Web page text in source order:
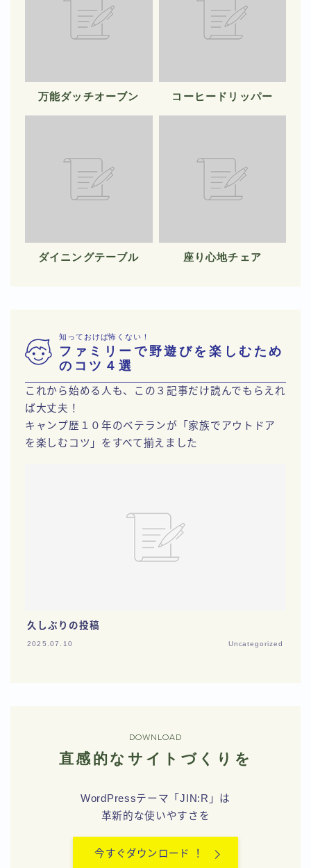
万能ダッチオーブン コーヒードリッパー
ダイニングテーブル 座り心地チェア
知っておけば怖くない！
ファミリーで野遊びを楽しむため
のコツ４選
これから始める人も、この３記事だけ読んでもらえれ
ば大丈夫！
キャンプ歴１０年のベテランが「家族でアウトドア
を楽しむコツ」をすべて揃えました
久しぶりの投稿
2025.07.10 Uncategorized
DOWNLOAD
直感的なサイトづくりを
WordPressテーマ「JIN:R」は
革新的な使いやすさを
今すぐダウンロード ！